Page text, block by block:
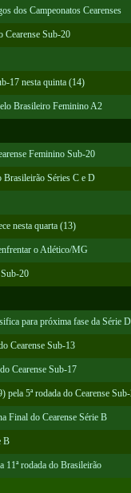
dos Campeonatos Cearenses
Cearense Sub-20
17 nesta quinta (14)
Brasileiro Feminino A2
Feminino Sub-20
Brasileirão Séries C e D
nesta quarta (13)
o Atlético/MG
20
para próxima fase da Série
Cearense Sub-13
Cearense Sub-17
pela 5ª rodada do Cearense
Final do Cearense Série B
B
11ª rodada do Brasileirão